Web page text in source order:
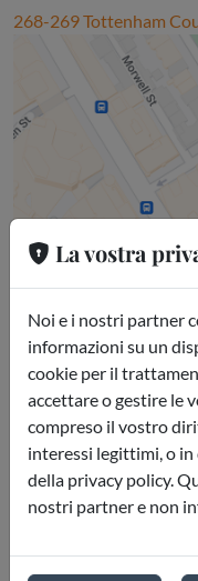
268-269 Tottenham
La vostra
Noi e i nostri partner
informazioni su un
cookie per il
accettare o gestire le
compreso il vostro
interessi legittimi, o
della privacy policy.
nostri partner e non